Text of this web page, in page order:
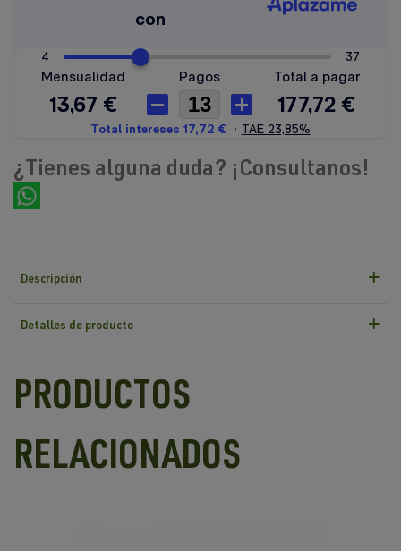
¿Tienes alguna duda? ¡Consultanos!
Descripción
Detalles de producto
PRODUCTOS
RELACIONADOS